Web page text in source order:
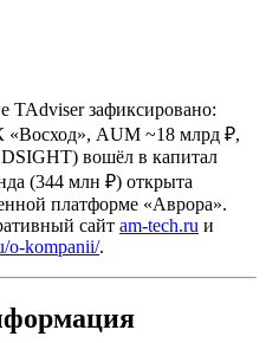
TAdviser зафиксировано:
«Восход», AUM ~18 млрд ₽,
вошёл в капитал
(344 млн ₽) открыта
платформе «Аврора».
сайт am-tech.ru и
o-kompanii/.